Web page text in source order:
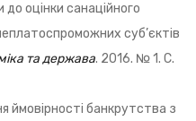
оцінки санаційного
суб’єктів
та держава. 2016. № 1. С.
ймовірності банкрутства з